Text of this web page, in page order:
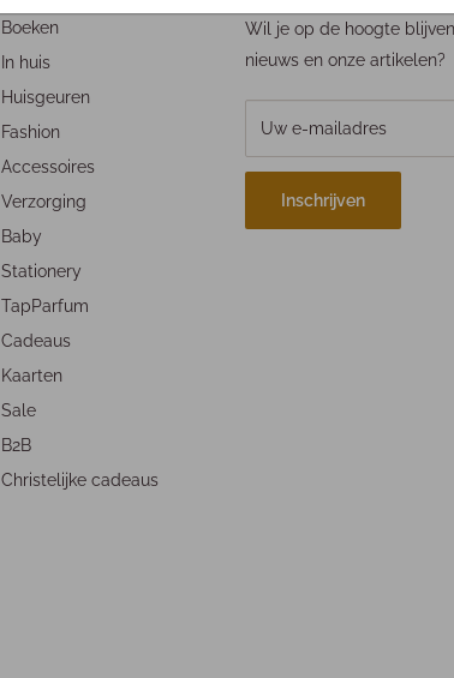
Boeken
In huis
Huisgeuren
Fashion
Accessoires
Verzorging
Baby
Stationery
TapParfum
Cadeaus
Kaarten
Sale
B2B
Christelijke cadeaus
Wil je op de hoogte
nieuws en onze artikelen?
Uw e-mailadres
Inschrijven